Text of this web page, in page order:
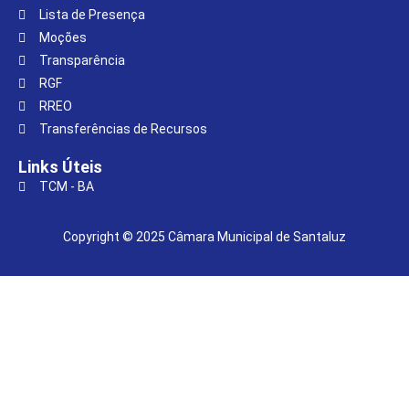
Lista de Presença
Moções
Transparência
RGF
RREO
Transferências de Recursos
Links Úteis
TCM - BA
Copyright © 2025 Câmara Municipal de Santaluz